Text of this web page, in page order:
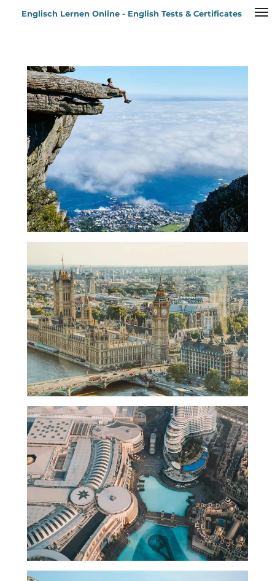
ZumEnglisch Lernen Online - English Tests & Certificates